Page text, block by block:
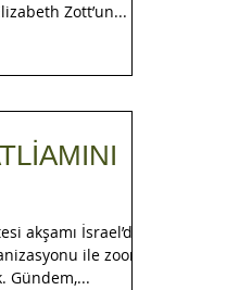
Zott’un...
akşamı İsrael’deki
ile zoom
Gündem,...